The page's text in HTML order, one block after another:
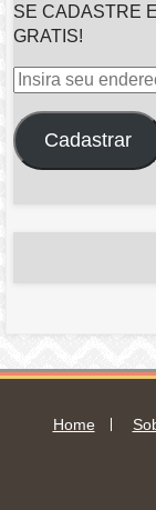
SE CADASTRE
GRATIS!
Insira
endereço
de
Cadastrar
Home